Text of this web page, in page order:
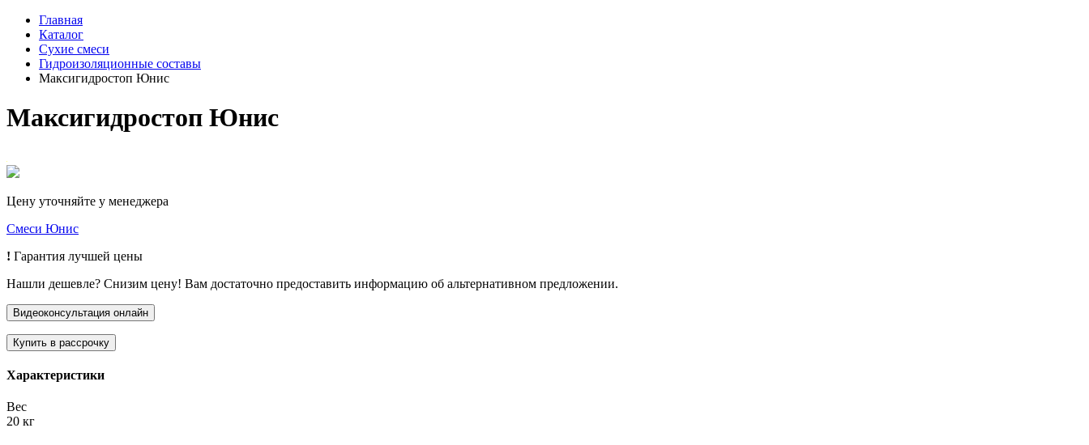
Главная
Каталог
Сухие смеси
Гидроизоляционные составы
Максигидростоп Юнис
Максигидростоп Юнис
Цену уточняйте у менеджера
Смеси Юнис
! Гарантия лучшей цены
Нашли дешевле? Снизим цену! Вам достаточно предоставить информацию об альтернативном предложении.
Характеристики
Вес
20 кг